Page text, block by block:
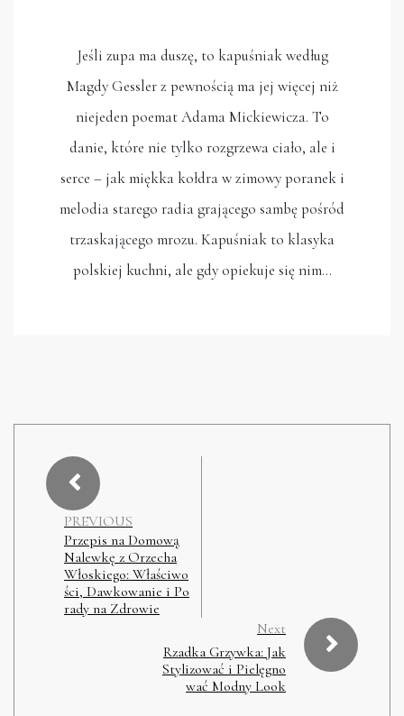
Jeśli zupa ma duszę, to kapuśniak według
Magdy Gessler z pewnością ma jej więcej niż
niejeden poemat Adama Mickiewicza. To
danie, które nie tylko rozgrzewa ciało, ale i
serce – jak miękka kołdra w zimowy poranek i
melodia starego radia grającego sambę pośród
trzaskającego mrozu. Kapuśniak to klasyka
polskiej kuchni, ale gdy opiekuje się nim…
PREVIOUS
Przepis na Domową
Nalewkę z Orzecha
Włoskiego: Właściwo
ści, Dawkowanie i Po
rady na Zdrowie
Next
Rzadka Grzywka: Jak
Stylizować i Pielęgno
wać Modny Look